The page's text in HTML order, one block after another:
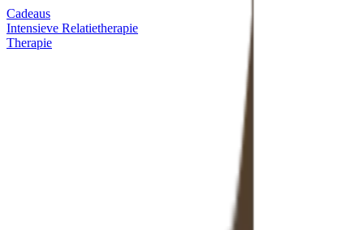
Cadeaus
Intensieve Relatietherapie
Therapie